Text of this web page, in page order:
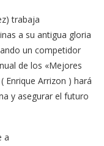
trabaja
a su antigua gloria
un competidor
de los «Mejores
Enrique Arrizon ) hará
y asegurar el futuro
a